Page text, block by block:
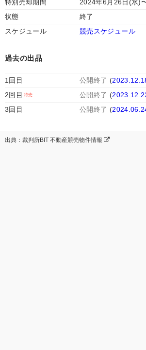
特別売却期間
2024年6月26日(水)
状態
終了
スケジュール
競売スケジュール
過去の出品
1回目 公開終了 (
2回目
公開終了 (
3回目
公開終了 (
出典：裁判所BIT 不動産競売物件情報